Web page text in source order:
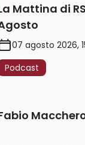
Mattina di
07 agosto 2026,
Podcast